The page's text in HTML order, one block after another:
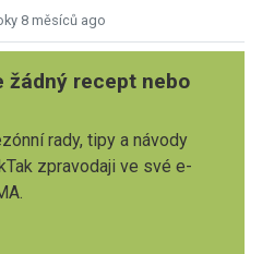
8 měsíců ago
žádný recept nebo
rady, tipy a návody
zpravodaji ve své e-